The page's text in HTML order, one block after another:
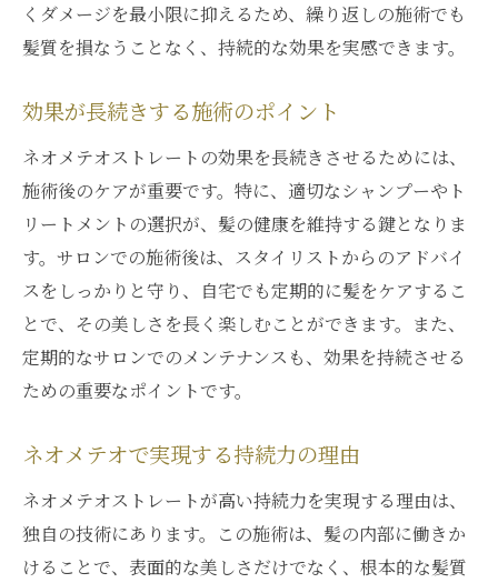
くダメージを最小限に抑えるため、繰り返しの施術でも
髪質を損なうことなく、持続的な効果を実感できます。
効果が長続きする施術のポイント
ネオメテオストレートの効果を長続きさせるためには、
施術後のケアが重要です。特に、適切なシャンプーやト
リートメントの選択が、髪の健康を維持する鍵となりま
す。サロンでの施術後は、スタイリストからのアドバイ
スをしっかりと守り、自宅でも定期的に髪をケアするこ
とで、その美しさを長く楽しむことができます。また、
定期的なサロンでのメンテナンスも、効果を持続させる
ための重要なポイントです。
ネオメテオで実現する持続力の理由
ネオメテオストレートが高い持続力を実現する理由は、
独自の技術にあります。この施術は、髪の内部に働きか
けることで、表面的な美しさだけでなく、根本的な髪質